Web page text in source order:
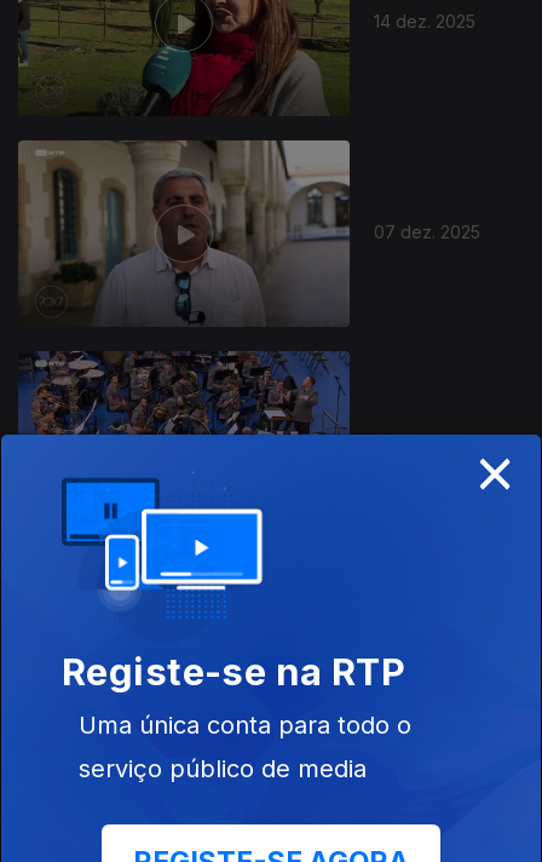
14 dez. 2025
07 dez. 2025
892924
×
Registe-se na RTP
Uma única conta para todo o
serviço público de media